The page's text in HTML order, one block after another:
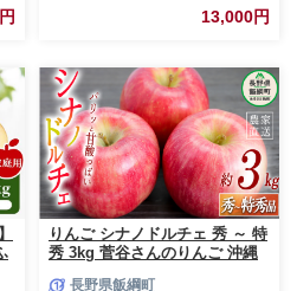
13,000円
りんご シナノドルチェ 秀 ～ 特
秀 3kg 菅谷さんのりんご 沖縄
長野県飯綱町